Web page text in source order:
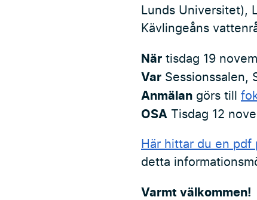
Lunds Universitet),
Kävlingeåns
När tisdag 19
Var Sessionssalen,
Anmälan görs till
OSA Tisdag 12
Här hittar du en pdf
detta
Varmt välkommen!